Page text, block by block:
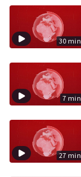
30 min
7 min
27 min